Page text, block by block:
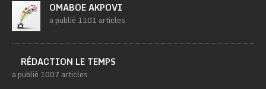
OMABOE AKPOVI
a publié 1101 articles
RÉDACTION LE TEMPS
a publié 1007 articles